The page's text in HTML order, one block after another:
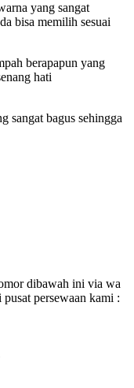
yang sangat
bisa memilih sesuai
berapapun yang
hati
sangat bagus sehingga
dibawah ini via wa
persewaan kami :